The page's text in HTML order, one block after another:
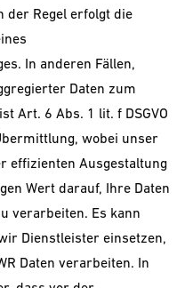
der Regel erfolgt die
In anderen Fällen,
Daten zum
Art. 6 Abs. 1 lit. f DSGVO
wobei unser
effizienten Ausgestaltung
Wert darauf, Ihre Daten
verarbeiten. Es kann
Dienstleister einsetzen,
Daten verarbeiten. In